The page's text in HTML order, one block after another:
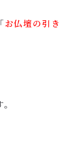
お仏壇の引き